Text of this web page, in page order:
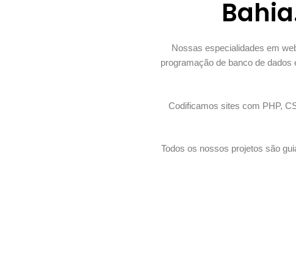
Nossas especialidades em
programação de banco de
Codificamos sites com PHP,
Todos os nossos projetos são